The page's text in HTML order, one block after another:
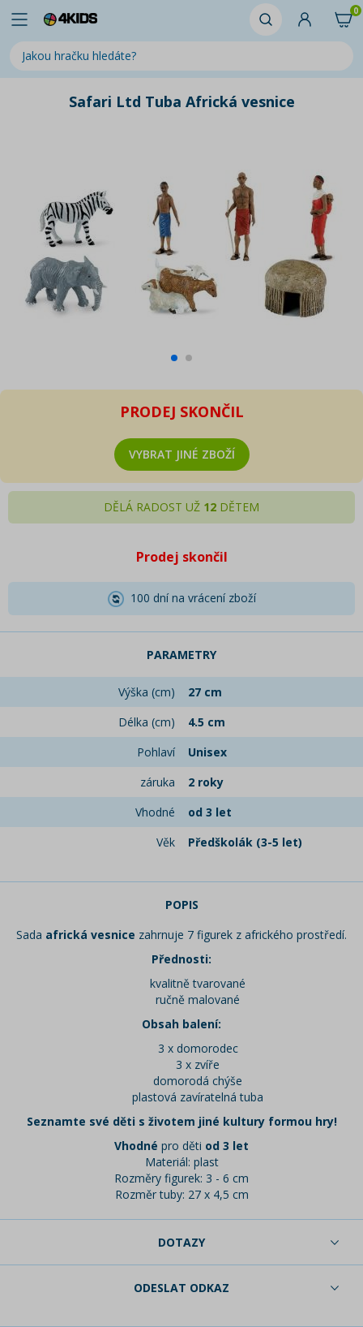
0
Safari Ltd Tuba Africká vesnice
PRODEJ SKONČIL
VYBRAT JINÉ ZBOŽÍ
DĚLÁ RADOST UŽ 12 DĚTEM
Prodej skončil
100 dní na vrácení zboží
PARAMETRY
Výška (cm)
27 cm
Délka (cm)
4.5 cm
Pohlaví
Unisex
záruka
2 roky
Vhodné
od 3 let
Věk
Předškolák (3-5 let)
POPIS
Sada africká vesnice zahrnuje 7 figurek z afrického prostředí.
Přednosti:
kvalitně tvarované
ručně malované
Obsah balení:
3 x domorodec
3 x zvíře
domorodá chýše
plastová zavíratelná tuba
Seznamte své děti s životem jiné kultury formou hry!
Vhodné pro děti od 3 let
Materiál: plast
Rozměry figurek: 3 - 6 cm
Rozměr tuby: 27 x 4,5 cm
DOTAZY
ODESLAT ODKAZ